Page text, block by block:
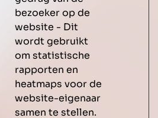
bezoeker op de
website - Dit
wordt gebruikt
om statistische
rapporten en
heatmaps voor de
website-eigenaar
samen te stellen.